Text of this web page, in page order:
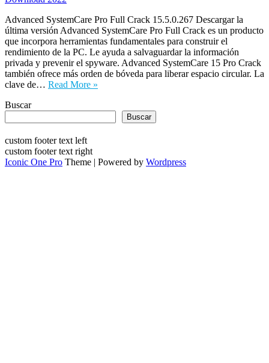
Advanced SystemCare Pro Full Crack 15.5.0.267 Descargar la
última versión Advanced SystemCare Pro Full Crack es un producto
que incorpora herramientas fundamentales para construir el
rendimiento de la PC. Le ayuda a salvaguardar la información
privada y prevenir el spyware. Advanced SystemCare 15 Pro Crack
también ofrece más orden de bóveda para liberar espacio circular. La
clave de… Read More »
Buscar
Buscar
custom footer text left
custom footer text right
Iconic One Pro Theme | Powered by Wordpress